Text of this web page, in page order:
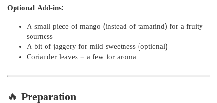
Optional Add-ins:
A small piece of mango (instead of tamarind) for a fruity
sourness
A bit of jaggery for mild sweetness (optional)
Coriander leaves – a few for aroma
🔥 Preparation